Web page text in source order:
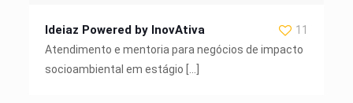
Ideiaz Powered by InovAtiva
11
Atendimento e mentoria para negócios de impacto
socioambiental em estágio